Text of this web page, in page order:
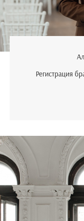
Регистрация